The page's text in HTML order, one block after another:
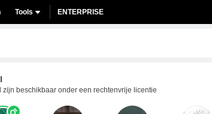
Tools ENTERPRISE
zijn beschikbaar onder een rechtenvrije licentie